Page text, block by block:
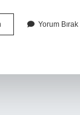
Yönetiminde
Yorum Bırak